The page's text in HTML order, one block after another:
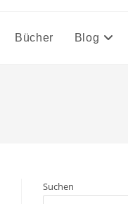
Bücher Blog
Suchen